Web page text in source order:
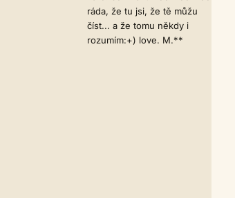
ráda, že tu jsi, že tě můžu
číst... a že tomu někdy i
rozumím:+) love. M.**